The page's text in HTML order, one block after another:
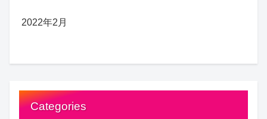
2022年2月
Categories